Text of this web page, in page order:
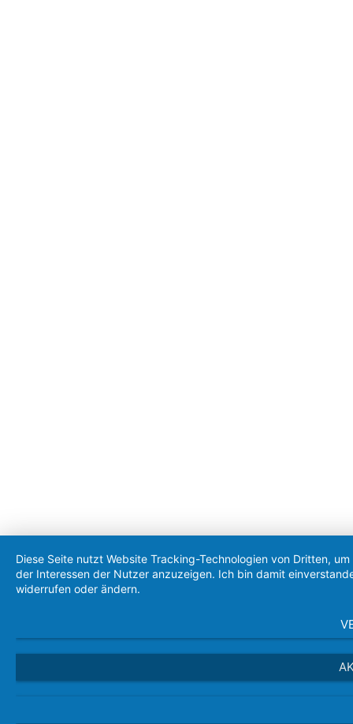
Diese Seite nutzt Website Tracking-Technologien von Dritten,
der Interessen der Nutzer anzuzeigen. Ich bin damit
widerrufen oder ändern.